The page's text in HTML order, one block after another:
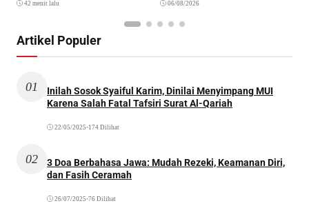
42 menit lalu 06/08/2026
Artikel Populer
01
Inilah Sosok Syaiful Karim, Dinilai Menyimpang MUI
Karena Salah Fatal Tafsiri Surat Al-Qariah
22/05/2025 •174 Dilihat
02
3 Doa Berbahasa Jawa: Mudah Rezeki, Keamanan Diri,
dan Fasih Ceramah
26/07/2025 •76 Dilihat